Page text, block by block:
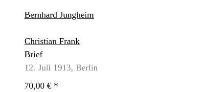
Bernhard Jungheim
Christian Frank
Brief
12. Juli 1913, Berlin
70,00 € *